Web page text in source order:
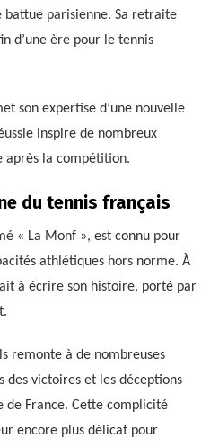
parisienne. Sa retraite
d’une ère pour le tennis
son expertise d’une nouvelle
inspire de nombreux
après la compétition.
du tennis français
« La Monf », est connu pour
athlétiques hors norme. À
à écrire son histoire, porté par
remonte à de nombreuses
des victoires et les déceptions
de France. Cette complicité
encore plus délicat pour